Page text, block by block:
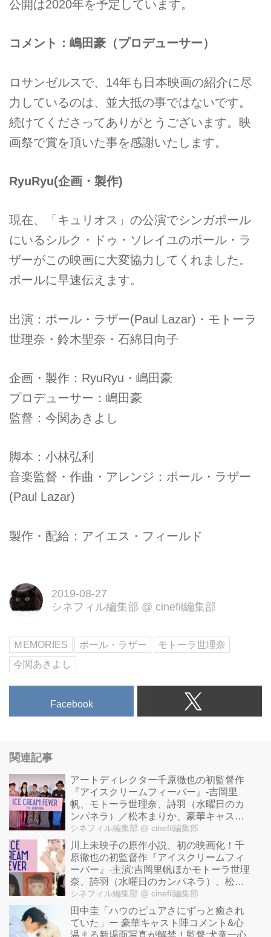
公開は2020年を予定しています。
コメント：嶋田豪（プロデューサー）
ロサンゼルスで、14年も日本映画の紹介に尽
力しているのは、並大抵の事ではないです。
続けてくださってありがとうございます。映
画祭で賞を頂いた事を感謝いたします。
RyuRyu(企画・製作)
現在、「キュリオス」の公演でシンガポール
にいるシルク・ドゥ・ソレイユのポール・ラ
ザーがこの映画に大変協力してくれました。
ポールに早速伝えます。
出演：ポール・ラザー(Paul Lazar)・モトーラ
世理奈・鈴木聖奈・石綿日向子
企画・製作：RyuRyu・嶋田豪
プロデューサー：嶋田豪
監督：今関あきよし
脚本：小林弘利
音楽監督・作曲・アレンジ：ポール・ラザー
(Paul Lazar)
製作・配給：アイエス・フィールド
2019-08-27
シネフィル編集部 @ cinefil編集部
ＭEMORIES ポール・ラザー
モトーラ世理奈
今関あきよし
Facebook
関連記事
アートディレクター千原徹也の初監督作
『アイスクリームフィーバー』-吉岡里
帆、モトーラ世理奈、詩羽（水曜日のカ
ンパネラ）／松本まりか、豪華キャスト
登壇の完成披露試写会開催！
シネフィル編集部 @ cinefil編集部
川上未映子の原作小説、初の映画化！千
原徹也の初監督作『アイスクリームフィ
ーバー』-主演:吉岡里帆ほかモトーラ世理
奈、詩羽（水曜日のカンパネラ）、松本
まりか よりコメント到着！
シネフィル編集部 @ cinefil編集部
田中圭「ハウのピュアさにずっと癒され
ていた」ー 豪華キャスト陣コメント&心